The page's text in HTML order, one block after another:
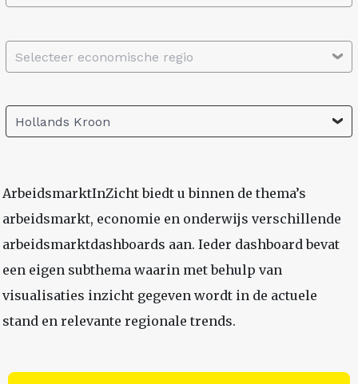
Selecteer economische regio
Hollands Kroon
ArbeidsmarktInZicht biedt u binnen de thema’s
arbeidsmarkt, economie en onderwijs verschillende
arbeidsmarktdashboards aan. Ieder dashboard bevat
een eigen subthema waarin met behulp van
visualisaties inzicht gegeven wordt in de actuele
stand en relevante regionale trends.